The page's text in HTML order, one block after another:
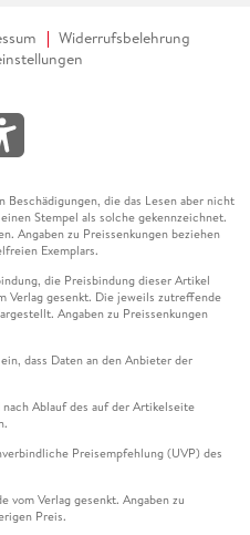
Widerrufsbelehrung
die das Lesen aber nicht
Stempel als solche gekennzeichnet.
Angaben zu Preissenkungen beziehen
Exemplars.
die Preisbindung dieser Artikel
Verlag gesenkt. Die jeweils zutreffende
Angaben zu Preissenkungen
dass Daten an den Anbieter der
Ablauf des auf der Artikelseite
Preisempfehlung (UVP) des
vom Verlag gesenkt. Angaben zu
Preis.